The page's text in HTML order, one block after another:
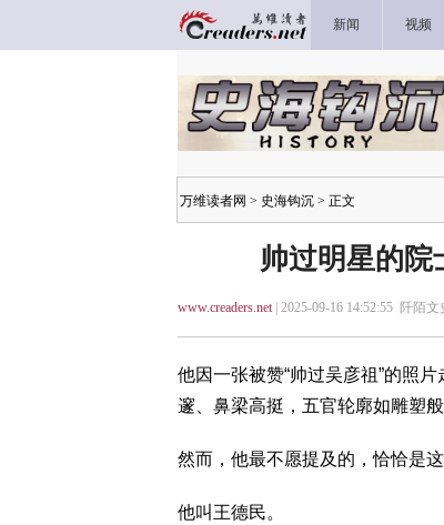
新闻 视频
万维读者网 > 史海钩沉 > 正文
帅过明星的院
www.creaders.net| 2025-09-16 14:52:55 阡陌文
他因一张被赞“帅过吴彦祖”的照
邃、鼻梁高挺，五官轮廓如雕塑般
然而，他最不愿提及的，恰恰是
他叫王德民。